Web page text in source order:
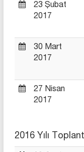
23 Şubat
2017
30 Mart
2017
27 Nisan
2017
2016 Yılı